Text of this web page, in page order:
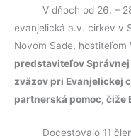
V dňoch od 26. –
evanjelická a.v. cirkev v
Novom Sade, hostiteľom
predstaviteľov
zväzov pri Evanjelickej
partnerská pomoc, čiže
Docestovalo 11